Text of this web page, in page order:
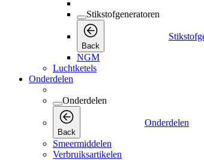
Stikstofgeneratoren
Back
NGM
Luchtketels
Onderdelen
Onderdelen
Back
Onderdelen
Smeermiddelen
Verbruiksartikelen